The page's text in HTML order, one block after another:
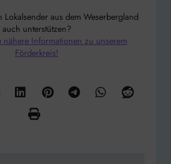
aus dem Weserbergland
auch unterstützen?
Informationen zu unserem
Förderkreis!